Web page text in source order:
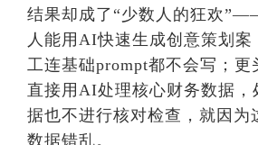
结果却成了“少数人的狂欢
人能用AI快速生成创意策划案
工连基础prompt都不会写；更
直接用AI处理核心财务数据，
据也不进行核对检查，就因为
数据错乱。